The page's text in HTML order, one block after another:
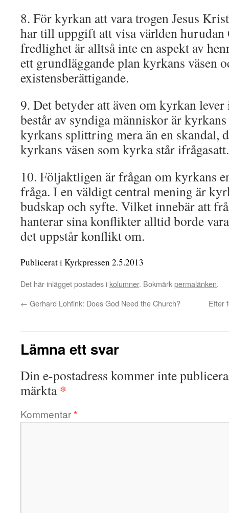
8. För kyrkan att vara trogen Jesus
har till uppgift att visa världen hurudan
fredlighet är alltså inte en aspekt av
ett grundläggande plan kyrkans väsen
existensberättigande.
9. Det betyder att även om kyrkan
består av syndiga människor är
kyrkans splittring mera än en skandal,
kyrkans väsen som kyrka står ifrågasatt.
10. Följaktligen är frågan om kyrkans
fråga. I en väldigt central mening är
budskap och syfte. Vilket innebär att
hanterar sina konflikter alltid borde
det uppstår konflikt om.
Publicerat i Kyrkpressen 2.5.2013
Det här inlägget postades i kolumner. Bokmärkpermalänken.
← Gerhard Lohfink: Does God Need the Church? Efter
Lämna ett svar
Din e-postadress kommer inte
märkta*
Kommentar*